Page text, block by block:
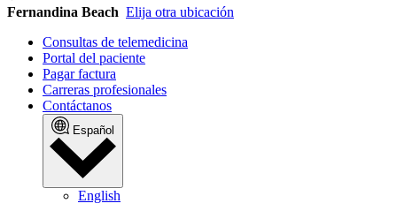
Fernandina Beach Elija otra ubicación
Consultas de telemedicina
Portal del paciente
Pagar factura
Carreras profesionales
Contáctanos
Español
English